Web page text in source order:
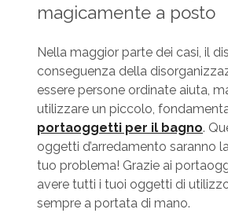
magicamente a posto
Nella maggior parte dei casi, il
conseguenza della
essere persone ordinate aiuta,
utilizzare un piccolo,
portaoggetti per il bagno.
oggetti d’arredamento saranno
tuo problema! Grazie ai
avere tutti i tuoi oggetti di
sempre a portata di mano.